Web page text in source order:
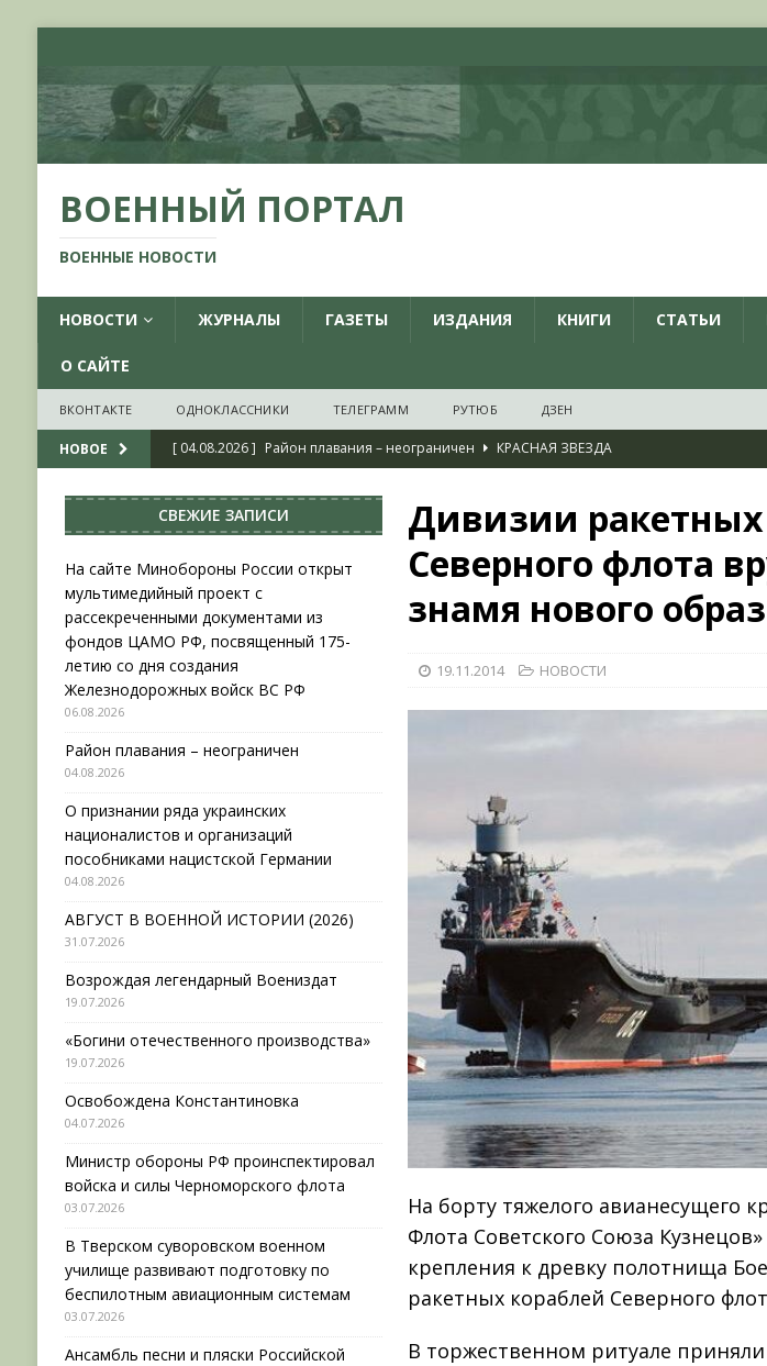
ВОЕННЫЙ ПОРТАЛ
ВОЕННЫЕ НОВОСТИ
НОВОСТИ ЖУРНАЛЫ ГАЗЕТЫ ИЗДАНИЯ КНИГИ СТАТЬИ
О САЙТЕ
ВКОНТАКТЕ ОДНОКЛАССНИКИ ТЕЛЕГРАММ РУТЮБ ДЗЕН
НОВОЕ [ 04.08.2026 ] Район плавания – неограничен
КРАСНАЯ ЗВЕЗДА
НОВОСТИ
[ 31.07.2026 ]
АВГУСТ В ВОЕННОЙ ИСТОРИИ (2026)
ВОЕННО-ИСТОРИЧЕСКИЙ ЖУРНАЛ
[ 19.07.2026 ]
[ 06.08.2026 ] На сайте Минобороны России открыт мультимедийный проект с
фондов ЦАМО РФ, посвященный 175-летию со дня создания Железнодорожных войск ВС
Дивизии ракетных
Северного флота
знамя нового
19.11.2014 НОВОСТИ
На борту тяжелого авианесущего
Флота Советского Союза
крепления к древку полотнища
ракетных кораблей Северного
В торжественном ритуале
СВЕЖИЕ ЗАПИСИ
На сайте Минобороны России открыт
мультимедийный проект с
рассекреченными документами из
фондов ЦАМО РФ, посвященный 175-
летию со дня создания
Железнодорожных войск ВС РФ
06.08.2026
Район плавания – неограничен
04.08.2026
О признании ряда украинских
националистов и организаций
пособниками нацистской Германии
04.08.2026
АВГУСТ В ВОЕННОЙ ИСТОРИИ (2026)
31.07.2026
Возрождая легендарный Воениздат
19.07.2026
«Богини отечественного производства»
19.07.2026
Освобождена Константиновка
04.07.2026
Министр обороны РФ проинспектировал
войска и силы Черноморского флота
03.07.2026
В Тверском суворовском военном
училище развивают подготовку по
беспилотным авиационным системам
03.07.2026
Ансамбль песни и пляски Российской